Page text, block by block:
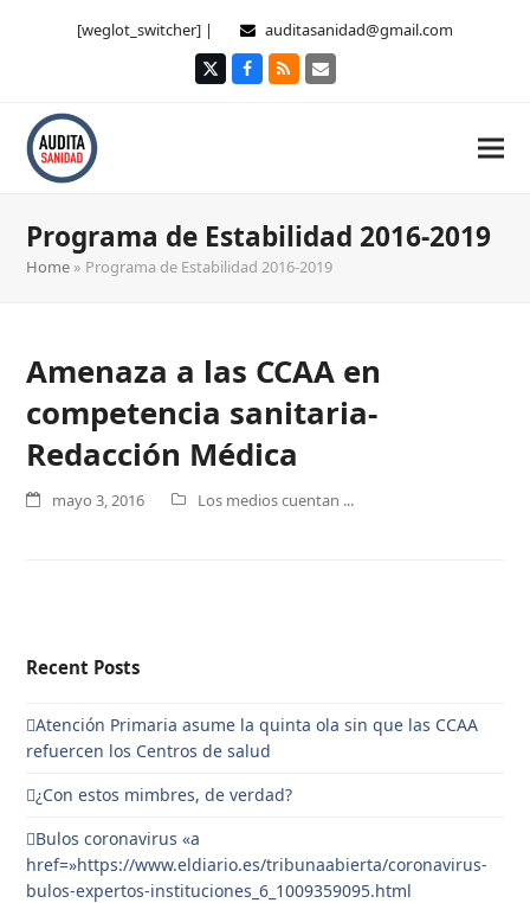
[weglot_switcher] | auditasanidad@gmail.com
TwitterFacebook
RSS Correo
Programa de Estabilidad 2016-2019
Home » Programa de Estabilidad 2016-2019
Amenaza a las CCAA en
competencia sanitaria-
Redacción Médica
mayo 3, 2016 Los medios cuentan ...
Recent Posts
Atención Primaria asume la quinta ola sin que las CCAA
refuercen los Centros de salud
¿Con estos mimbres, de verdad?
Bulos coronavirus «a
href=»https://www.eldiario.es/tribunaabierta/coronavirus-
bulos-expertos-instituciones_6_1009359095.html